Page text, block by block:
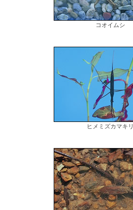
コオイムシ
ヒメミズカマキリ